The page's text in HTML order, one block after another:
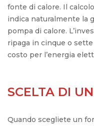
fonte di calore. Il
indica naturalmente la
pompa di calore.
ripaga in cinque o
costo per l’energia
SCELTA DI
Quando scegliete un